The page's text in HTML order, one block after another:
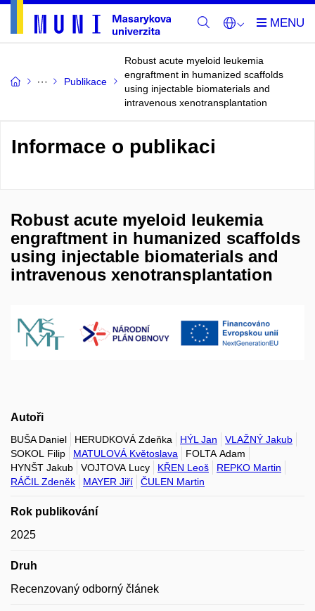
Publikace
Robust acute myeloid leukemia
engraftment in humanized scaffolds
using injectable biomaterials and
intravenous xenotransplantation
Informace o publikaci
Robust acute myeloid leukemia
engraftment in humanized scaffolds
using injectable biomaterials and
intravenous xenotransplantation
Autoři
BUŠA Daniel HERUDKOVÁ Zdeňka HÝL Jan
VLAŽNÝ Jakub
SOKOL Filip
MATULOVÁ Květoslava
FOLTA Adam
HYNŠT Jakub
VOJTOVA Lucy KŘEN Leoš
REPKO Martin
RÁČIL Zdeněk
MAYER Jiří ČULEN Martin
Rok publikování
2025
Druh
Recenzovaný odborný článek